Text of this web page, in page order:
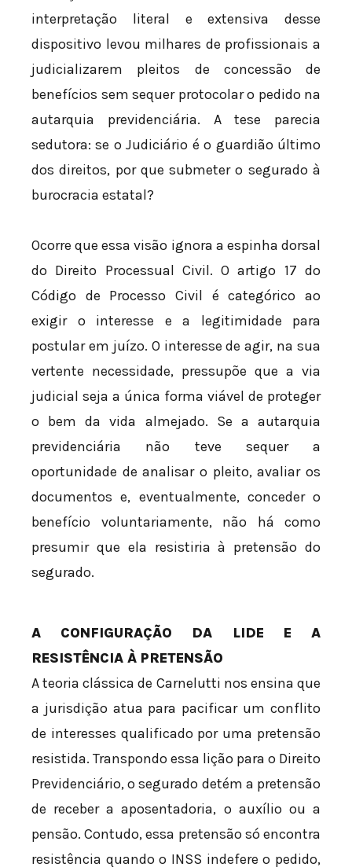
interpretação literal e extensiva desse
dispositivo levou milhares de profissionais a
judicializarem pleitos de concessão de
benefícios sem sequer protocolar o pedido na
autarquia previdenciária. A tese parecia
sedutora: se o Judiciário é o guardião último
dos direitos, por que submeter o segurado à
burocracia estatal?
Ocorre que essa visão ignora a espinha dorsal
do Direito Processual Civil. O artigo 17 do
Código de Processo Civil é categórico ao
exigir o interesse e a legitimidade para
postular em juízo. O interesse de agir, na sua
vertente necessidade, pressupõe que a via
judicial seja a única forma viável de proteger
o bem da vida almejado. Se a autarquia
previdenciária não teve sequer a
oportunidade de analisar o pleito, avaliar os
documentos e, eventualmente, conceder o
benefício voluntariamente, não há como
presumir que ela resistiria à pretensão do
segurado.
A CONFIGURAÇÃO DA LIDE E A
RESISTÊNCIA À PRETENSÃO
A teoria clássica de Carnelutti nos ensina que
a jurisdição atua para pacificar um conflito
de interesses qualificado por uma pretensão
resistida. Transpondo essa lição para o Direito
Previdenciário, o segurado detém a pretensão
de receber a aposentadoria, o auxílio ou a
pensão. Contudo, essa pretensão só encontra
resistência quando o INSS indefere o pedido,